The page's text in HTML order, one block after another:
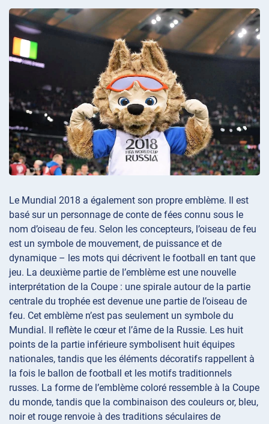
Le Mundial 2018 a également son propre emblème. Il est
basé sur un personnage de conte de fées connu sous le
nom d’oiseau de feu. Selon les concepteurs, l’oiseau de feu
est un symbole de mouvement, de puissance et de
dynamique – les mots qui décrivent le football en tant que
jeu. La deuxième partie de l’emblème est une nouvelle
interprétation de la Coupe : une spirale autour de la partie
centrale du trophée est devenue une partie de l’oiseau de
feu. Cet emblème n’est pas seulement un symbole du
Mundial. Il reflète le cœur et l’âme de la Russie. Les huit
points de la partie inférieure symbolisent huit équipes
nationales, tandis que les éléments décoratifs rappellent à
la fois le ballon de football et les motifs traditionnels
russes. La forme de l’emblème coloré ressemble à la Coupe
du monde, tandis que la combinaison des couleurs or, bleu,
noir et rouge renvoie à des traditions séculaires de